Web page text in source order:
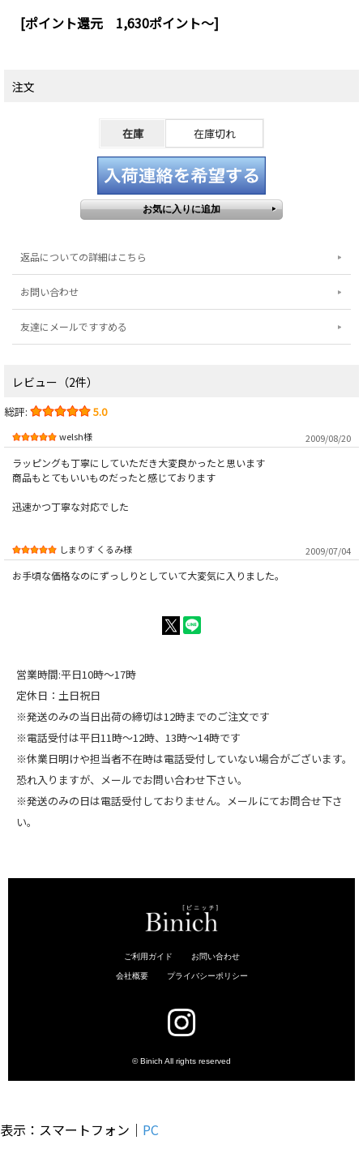
[ポイント還元 1,630ポイント～]
注文
在庫 在庫切れ
返品についての詳細はこちら
お問い合わせ
友達にメールですすめる
レビュー（2件）
総評: 5.0
welsh様 2009/08/20
ラッピングも丁寧にしていただき大変良かったと思います
商品もとてもいいものだったと感じております
迅速かつ丁寧な対応でした
しまりす くるみ様 2009/07/04
お手頃な価格なのにずっしりとしていて大変気に入りました。
営業時間:平日10時～17時
定休日：土日祝日
※発送のみの当日出荷の締切は12時までのご注文です
※電話受付は平日11時～12時、13時～14時です
※休業日明けや担当者不在時は電話受付していない場合がございます。
恐れ入りますが、メールでお問い合わせ下さい。
※発送のみの日は電話受付しておりません。メールにてお問合せ下さ
い。
表示：スマートフォン｜ PC